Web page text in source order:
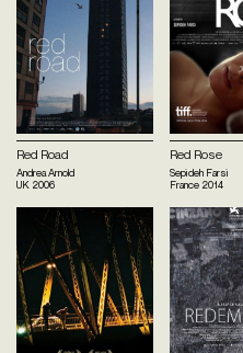
Red Road
Andrea Arnold
UK 2006
Red Rose
Sepideh Farsi
France 2014